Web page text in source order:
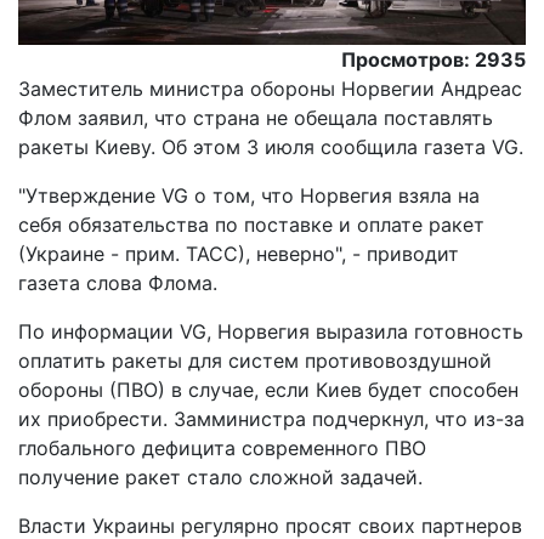
Просмотров: 2935
Заместитель министра обороны Норвегии Андреас
Флом заявил, что страна не обещала поставлять
ракеты Киеву. Об этом 3 июля сообщила газета VG.
"Утверждение VG о том, что Норвегия взяла на
себя обязательства по поставке и оплате ракет
(Украине - прим. ТАСС), неверно", - приводит
газета слова Флома.
По информации VG, Норвегия выразила готовность
оплатить ракеты для систем противовоздушной
обороны (ПВО) в случае, если Киев будет способен
их приобрести. Замминистра подчеркнул, что из-за
глобального дефицита современного ПВО
получение ракет стало сложной задачей.
Власти Украины регулярно просят своих партнеров